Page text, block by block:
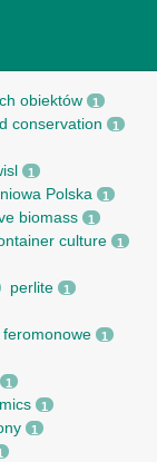
obiektów 1
conservation 1
1
Polska 1
biomass 1
culture 1
perlite 1
feromonowe 1
1
1
1